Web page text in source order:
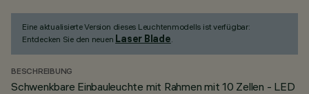
Eine aktualisierte Version dieses Leuchtenmodells ist verfügbar:
Entdecken Sie den neuen Laser Blade.
BESCHREIBUNG
Schwenkbare Einbauleuchte mit Rahmen mit 10 Zellen - LED